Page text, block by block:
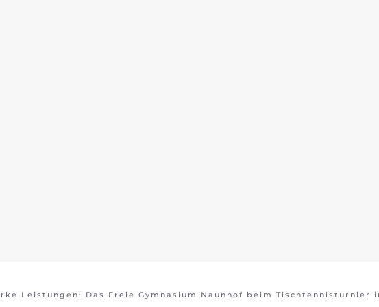
Leistungen: Das Freie Gymnasium Naunhof beim Tischtennisturnier